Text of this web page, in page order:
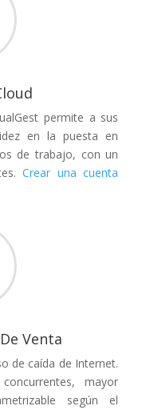
permite a sus
en la puesta en
de trabajo, con un
Crear una cuenta
Venta
de caída de Internet.
mayor
según el